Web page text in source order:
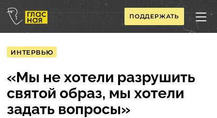
ПОДДЕРЖАТЬ
ИНТЕРВЬЮ
«Мы не хотели разрушить
святой образ, мы хотели
задать вопросы»